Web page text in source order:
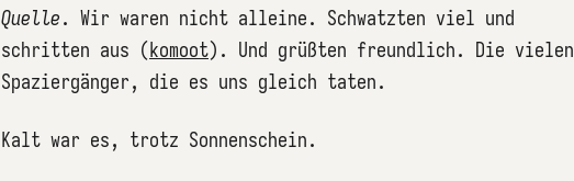
Quelle. Wir waren nicht alleine. Schwatzten viel und
schritten aus (komoot). Und grüßten freundlich. Die vielen
Spaziergänger, die es uns gleich taten.
Kalt war es, trotz Sonnenschein.